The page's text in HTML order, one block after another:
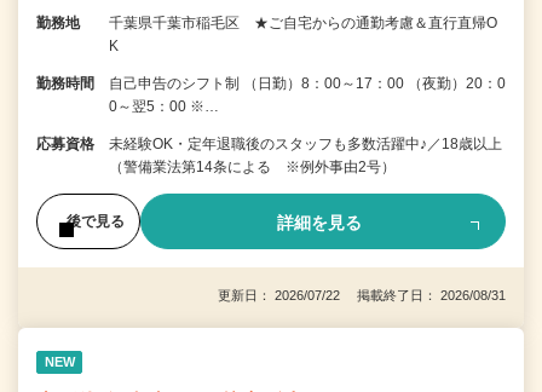
勤務地
千葉県千葉市稲毛区 ★ご自宅からの通勤考慮＆直行直帰O
K
勤務時間
自己申告のシフト制 （日勤）8：00～17：00 （夜勤）20：0
0～翌5：00 ※…
応募資格
未経験OK・定年退職後のスタッフも多数活躍中♪／18歳以上
（警備業法第14条による ※例外事由2号）
後で見る 詳細を見る
更新日： 2026/07/22 掲載終了日： 2026/08/31
NEW